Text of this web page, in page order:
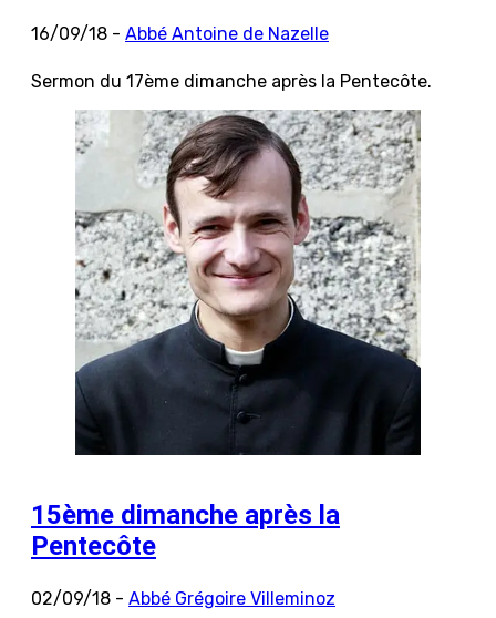
16/09/18 - Abbé Antoine de Nazelle
Sermon du 17ème dimanche après la Pentecôte.
15ème dimanche après la
Pentecôte
02/09/18 - Abbé Grégoire Villeminoz